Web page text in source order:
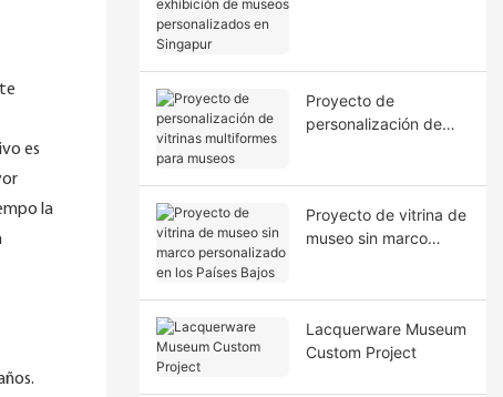
es
la
Proyecto de
personalización de
Proyecto de vitrina de
museo sin marco
Lacquerware Museum
Custom Project